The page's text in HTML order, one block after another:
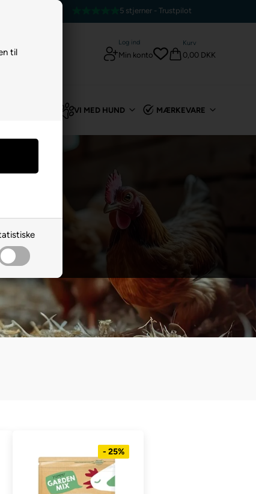
til
5 stjerner - Trustpilot
Log ind
Min konto
Kurv
0,00 DKK
VI MED HUND MÆRKEVARE
- 25%